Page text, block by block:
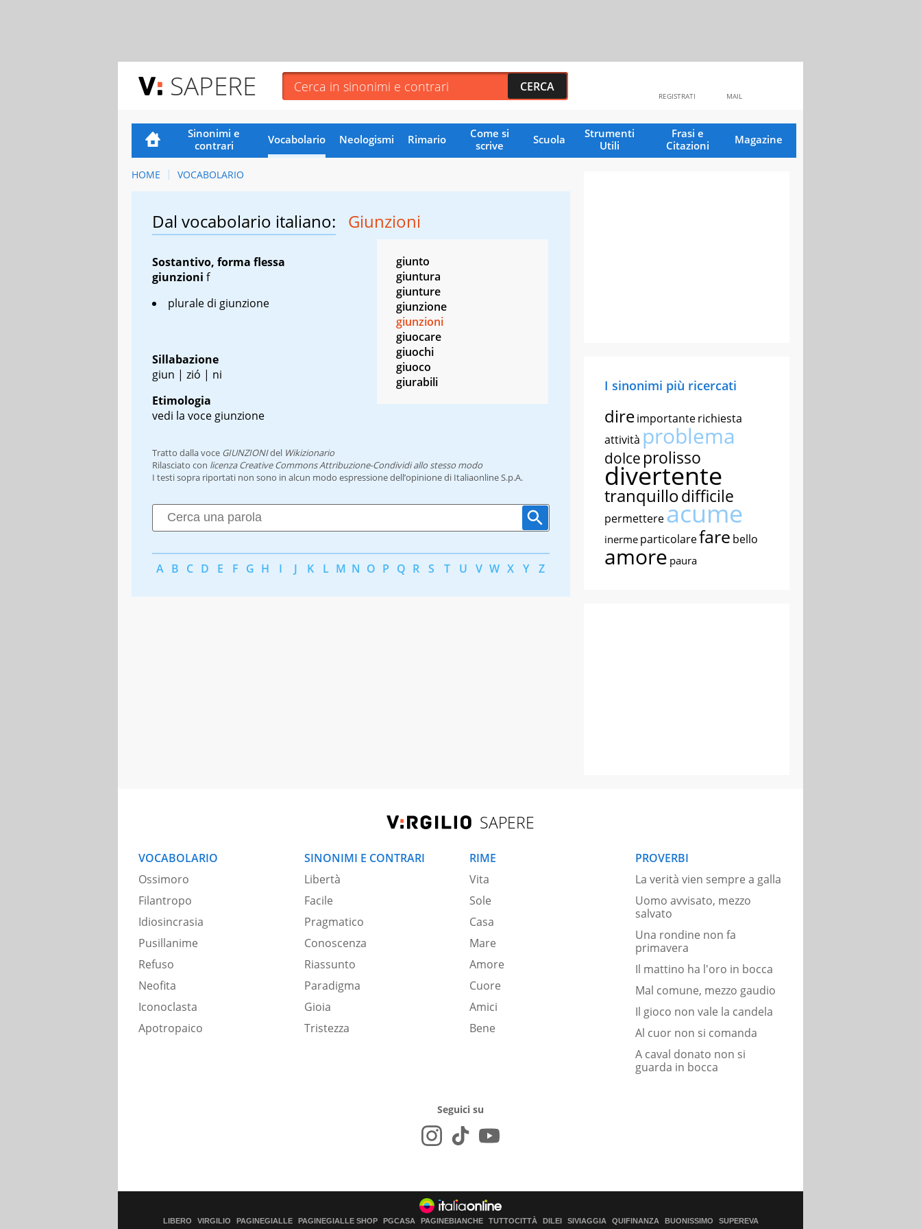
SAPERE MAIL
REGISTRATI
Sinonimi e
contrari
Vocabolario Neologismi Rimario
Come si
scrive
Scuola
Strumenti
Utili
Frasi e
Citazioni
Magazine
HOME VOCABOLARIO
Dal vocabolario italiano: Giunzioni
Sostantivo, forma flessa
giunzioni f
plurale di giunzione
Sillabazione
giun | zió | ni
Etimologia
vedi la voce giunzione
giunto
giuntura
giunture
giunzione
giunzioni
giuocare
giuochi
giuoco
giurabili
Tratto dalla voce GIUNZIONIdel Wikizionario
Rilasciato con licenza Creative Commons Attribuzione-Condividi allo stesso modo
I testi sopra riportati non sono in alcun modo espressione dell’opinione di Italiaonline S.p.A.
A B C D E F G H I J K L M N O P Q R S T U V W X Y Z
I sinonimi più ricercati
direimportanterichiesta
attività problema
dolce prolisso
divertente
tranquillodifficile
permettereacume
inerme particolarefare bello
amore paura
SAPERE
VOCABOLARIO
Ossimoro
Filantropo
Idiosincrasia
Pusillanime
Refuso
Neofita
Iconoclasta
Apotropaico
SINONIMI E CONTRARI
Libertà
Facile
Pragmatico
Conoscenza
Riassunto
Paradigma
Gioia
Tristezza
RIME
Vita
Sole
Casa
Mare
Amore
Cuore
Amici
Bene
PROVERBI
La verità vien sempre a galla
Uomo avvisato, mezzo
salvato
Una rondine non fa
primavera
Il mattino ha l'oro in bocca
Mal comune, mezzo gaudio
Il gioco non vale la candela
Al cuor non si comanda
A caval donato non si
guarda in bocca
Seguici su
LIBERO VIRGILIO PAGINEGIALLE PAGINEGIALLE SHOP PGCASA PAGINEBIANCHE TUTTOCITTÀ DILEI SIVIAGGIA QUIFINANZA BUONISSIMO SUPEREVA